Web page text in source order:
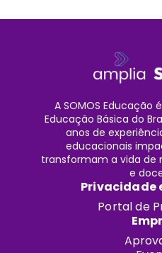
A SOMOS Educação
Educação Básica do
anos de
educacionais
transformam a vida de
e
Privacidade
Portal de